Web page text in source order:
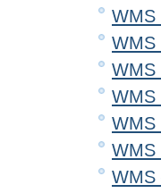
WMS
WMS
WMS
WMS
WMS
WMS
WMS